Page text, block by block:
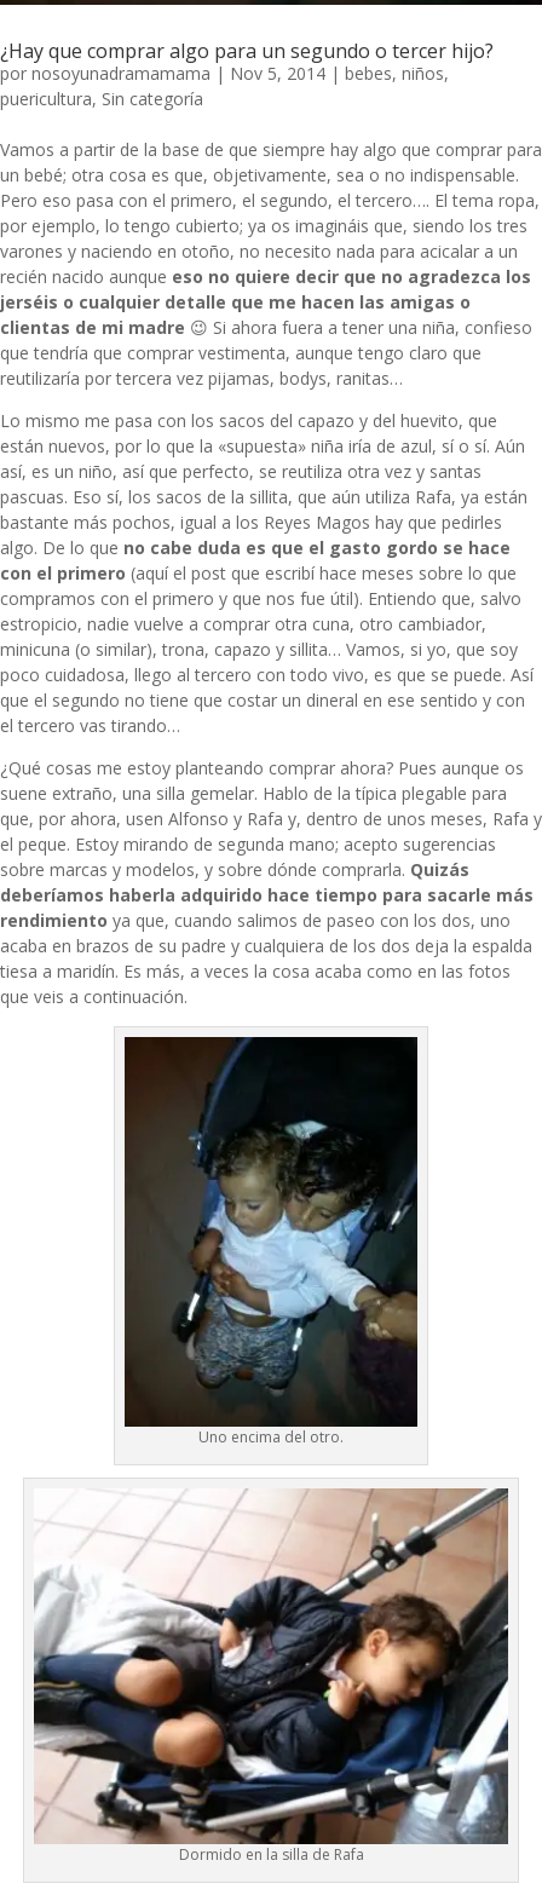
¿Hay que comprar algo para un segundo o tercer hijo?
por nosoyunadramamama | Nov 5, 2014 | bebes, niños,
puericultura, Sin categoría
Vamos a partir de la base de que siempre hay algo que comprar para
un bebé; otra cosa es que, objetivamente, sea o no indispensable.
Pero eso pasa con el primero, el segundo, el tercero…. El tema ropa,
por ejemplo, lo tengo cubierto; ya os imagináis que, siendo los tres
varones y naciendo en otoño, no necesito nada para acicalar a un
recién nacido aunque eso no quiere decir que no agradezca los
jerséis o cualquier detalle que me hacen las amigas o
clientas de mi madre 😉 Si ahora fuera a tener una niña, confieso
que tendría que comprar vestimenta, aunque tengo claro que
reutilizaría por tercera vez pijamas, bodys, ranitas…
Lo mismo me pasa con los sacos del capazo y del huevito, que
están nuevos, por lo que la «supuesta» niña iría de azul, sí o sí. Aún
así, es un niño, así que perfecto, se reutiliza otra vez y santas
pascuas. Eso sí, los sacos de la sillita, que aún utiliza Rafa, ya están
bastante más pochos, igual a los Reyes Magos hay que pedirles
algo. De lo que no cabe duda es que el gasto gordo se hace
con el primero (aquí el post que escribí hace meses sobre lo que
compramos con el primero y que nos fue útil). Entiendo que, salvo
estropicio, nadie vuelve a comprar otra cuna, otro cambiador,
minicuna (o similar), trona, capazo y sillita… Vamos, si yo, que soy
poco cuidadosa, llego al tercero con todo vivo, es que se puede. Así
que el segundo no tiene que costar un dineral en ese sentido y con
el tercero vas tirando…
¿Qué cosas me estoy planteando comprar ahora? Pues aunque os
suene extraño, una silla gemelar. Hablo de la típica plegable para
que, por ahora, usen Alfonso y Rafa y, dentro de unos meses, Rafa y
el peque. Estoy mirando de segunda mano; acepto sugerencias
sobre marcas y modelos, y sobre dónde comprarla. Quizás
deberíamos haberla adquirido hace tiempo para sacarle más
rendimiento ya que, cuando salimos de paseo con los dos, uno
acaba en brazos de su padre y cualquiera de los dos deja la espalda
tiesa a maridín. Es más, a veces la cosa acaba como en las fotos
que veis a continuación.
Uno encima del otro.
Dormido en la silla de Rafa